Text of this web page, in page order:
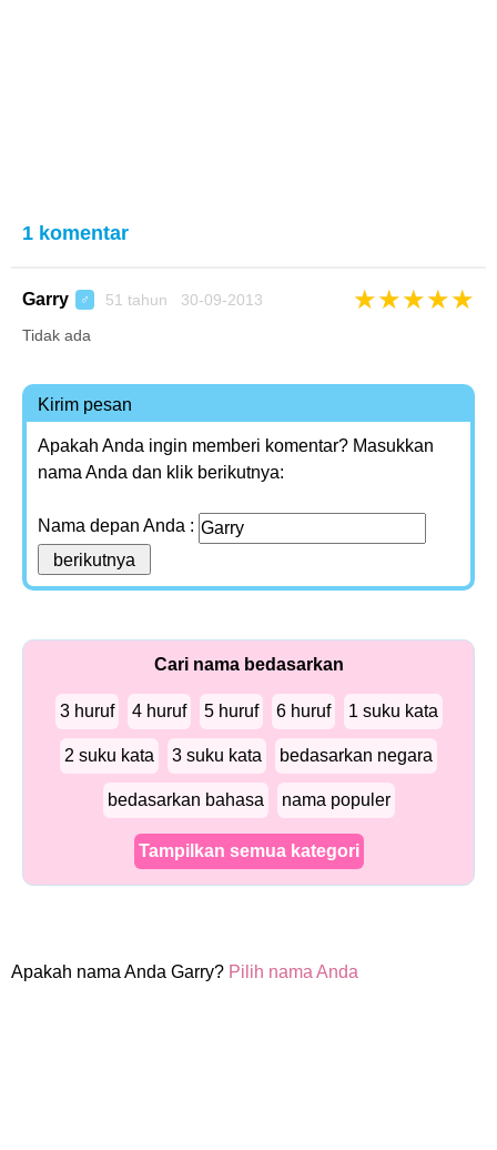
1 komentar
Garry ♂ 51 tahun 30-09-2013 ★★★★★
Tidak ada
Kirim pesan
Apakah Anda ingin memberi komentar? Masukkan
nama Anda dan klik berikutnya:
Nama depan Anda :
Cari nama bedasarkan
3 huruf 4 huruf 5 huruf 6 huruf 1 suku kata
2 suku kata 3 suku kata bedasarkan negara
bedasarkan bahasa nama populer
Tampilkan semua kategori
Apakah nama Anda Garry? Pilih nama Anda